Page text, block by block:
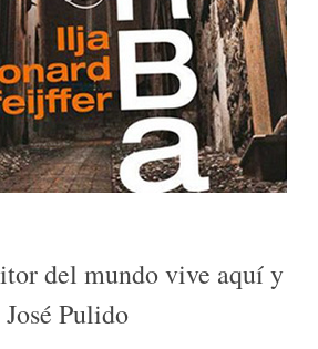
del mundo vive aquí y
Pulido